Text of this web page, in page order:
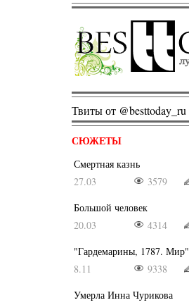
Твиты от @besttoday_ru
СЮЖЕТЫ
Смертная казнь
27.03
3579
Большой человек
20.03
4314
"Гардемарины, 1787. Мир"
8.11
9338
Умерла Инна Чурикова